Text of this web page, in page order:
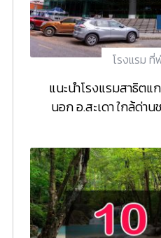
โรงแรม
แนะนำโรงแรมสาธิต
นอก อ.สะเดา ใกล้ด่า